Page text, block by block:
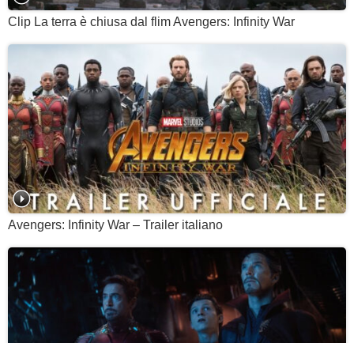
Clip La terra è chiusa dal flim Avengers: Infinity War
Avengers: Infinity War – Trailer italiano